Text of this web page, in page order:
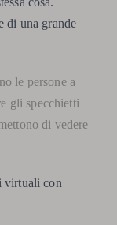
di una grande
le persone a
gli specchietti
di vedere
virtuali con